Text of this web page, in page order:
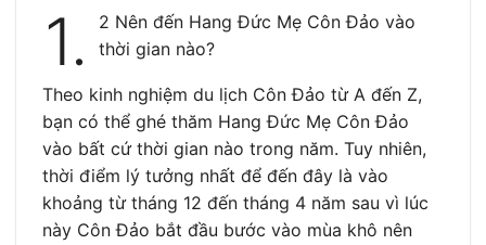
1.
2 Nên đến Hang Đức Mẹ Côn Đảo vào
thời gian nào?
Theo kinh nghiệm du lịch Côn Đảo từ A đến Z,
bạn có thể ghé thăm Hang Đức Mẹ Côn Đảo
vào bất cứ thời gian nào trong năm. Tuy nhiên,
thời điểm lý tưởng nhất để đến đây là vào
khoảng từ tháng 12 đến tháng 4 năm sau vì lúc
này Côn Đảo bắt đầu bước vào mùa khô nên